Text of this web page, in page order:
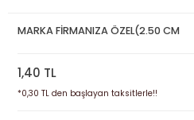
MARKA FİRMANIZA ÖZEL(2.50 CM
1,40 TL
*0,30 TL den başlayan taksitlerle!!